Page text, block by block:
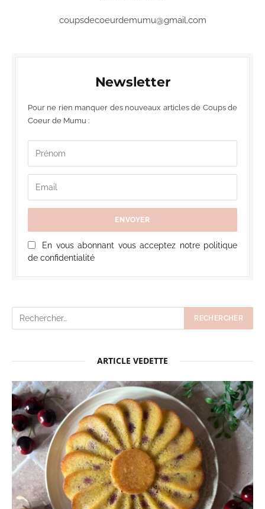
coupsdecoeurdemumu@gmail.com
Newsletter
Pour ne rien manquer des nouveaux articles de Coups de
Coeur de Mumu :
En vous abonnant vous acceptez notre politique
de confidentialité
ARTICLE VEDETTE